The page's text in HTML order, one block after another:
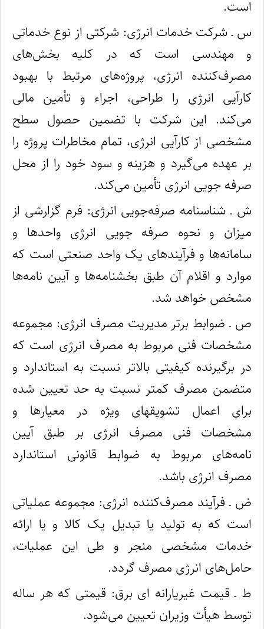
است.
س ـ شرکت خدمات انرژی: شرکتی از نوع خدماتی
و مهندسی است که در کلیه بخش‌های
مصرف‌‌کننده انرژی، پروژه‌های مرتبط با بهبود
کارآیی انرژی را طراحی، اجراء و تأمین مالی
می‌کند. این شرکت با تضمین حصول سطح
مشخصی از کارآیی انرژی، تمام مخاطرات پروژه را
بر عهده می‌گیرد و هزینه و سود خود را از محل
صرفه‌ جویی انرژی تأمین می‌کند.
ش ـ شناسنامه صرفه‌جویی انرژی: فرم گزارشی از
میزان و نحوه صرفه‌ جویی انرژی واحدها و
سامانه‌ها و فرآیندهای یک واحد صنعتی است که
موارد و اقلام آن طبق بخشنامه‌ها و آیین‌ نامه‌ها
مشخص خواهد شد.
ص ـ ضوابط برتر مدیریت مصرف انرژی: مجموعه
مشخصات فنی مربوط به مصرف انرژی است که
در برگیرنده کیفیتی بالاتر نسبت به استاندارد و
متضمن مصرف کمتر نسبت به حد تعیین شده
برای اعمال تشویقهای ویژه در معیارها و
مشخصات فنی مصرف انرژی بر طبق آیین‌
نامه‌های مربوط به ضوابط قانونی استاندارد
مصرف انرژی باشد.
ض ـ فرآیند مصرف‌‌کننده انرژی: مجموعه عملیاتی
است که به تولید یا تبدیل یک کالا و یا ارائه
خدمات مشخصی منجر و طی این عملیات،
حامل‌های انرژی مصرف گردد.
ط ـ قیمت غیریارانه‌ ای برق: قیمتی که هر ساله
توسط هیأت وزیران تعیین می‌شود.